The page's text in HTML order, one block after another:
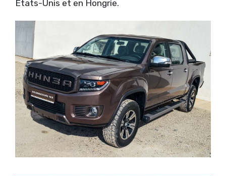
États-Unis et en Hongrie.